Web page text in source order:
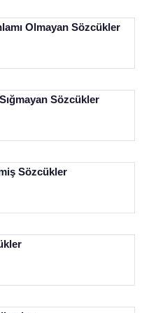
Olmayan Sözcükler
Sözcükler
Sözcükler